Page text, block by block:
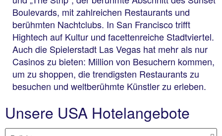
Boulevards, mit zahlreichen Restaurants und
berühmten Nachtclubs. In San Francisco trifft
Hightech auf Kultur und facettenreiche Stadtviertel.
Auch die Spielerstadt Las Vegas hat mehr als nur
Casinos zu bieten: Million von Besuchern kommen,
um zu shoppen, die trendigsten Restaurants zu
besuchen und weltberühmte Künstler zu erleben.
Unsere USA Hotelangebote